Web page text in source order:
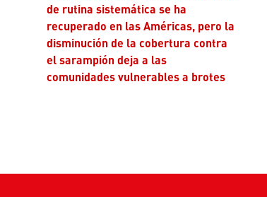
de rutina sistemática se ha
recuperado en las Américas, pero la
disminución de la cobertura contra
el sarampión deja a las
comunidades vulnerables a brotes